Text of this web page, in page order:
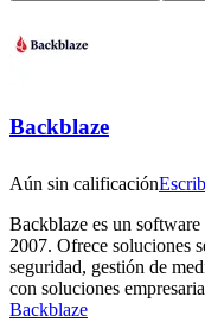
Backblaze
Aún sin calificación
Backblaze es un
2007. Ofrece soluciones
seguridad, gestión de
con soluciones
Backblaze